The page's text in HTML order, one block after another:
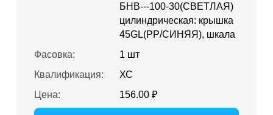
БНВ---100-30(СВЕТЛАЯ)
цилиндрическая: крышка
45GL(PP/СИНЯЯ), шкала
Фасовка:
1 шт
Квалификация:
ХС
Цена:
156.00 ₽